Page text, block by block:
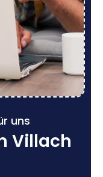
uns
Villach